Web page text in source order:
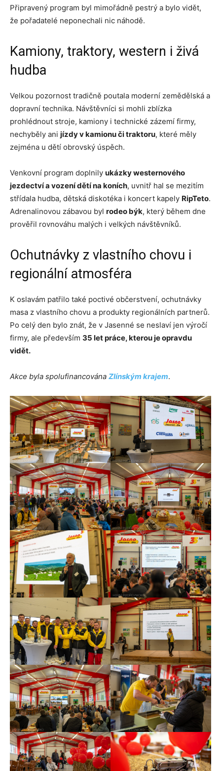
Připravený program byl mimořádně pestrý a bylo vidět,
že pořadatelé neponechali nic náhodě.
Kamiony, traktory, western i živá
hudba
Velkou pozornost tradičně poutala moderní zemědělská a
dopravní technika. Návštěvníci si mohli zblízka
prohlédnout stroje, kamiony i technické zázemí firmy,
nechyběly ani jízdy v kamionu či traktoru, které měly
zejména u dětí obrovský úspěch.
Venkovní program doplnily ukázky westernového
jezdectví a vození dětí na koních, uvnitř hal se mezitím
střídala hudba, dětská diskotéka i koncert kapely RipTeto.
Adrenalinovou zábavou byl rodeo býk, který během dne
prověřil rovnováhu malých i velkých návštěvníků.
Ochutnávky z vlastního chovu i
regionální atmosféra
K oslavám patřilo také poctivé občerstvení, ochutnávky
masa z vlastního chovu a produkty regionálních partnerů.
Po celý den bylo znát, že v Jasenné se neslaví jen výročí
firmy, ale především 35 let práce, kterou je opravdu
vidět.
Akce byla spolufinancována Zlínským krajem.